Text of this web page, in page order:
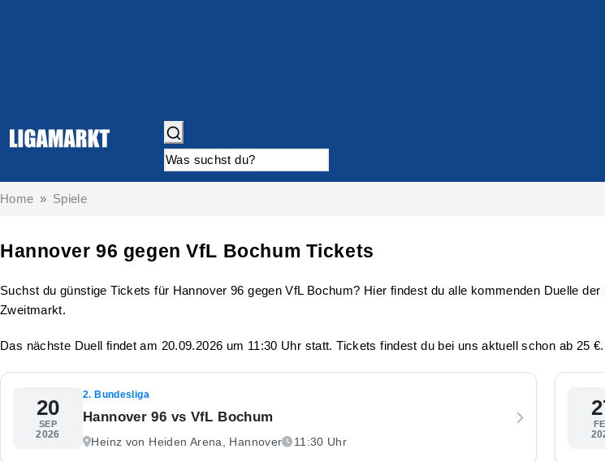
Hannover 96 gegen VfL Bochum Tickets
Home Spiele
Suchst du günstige Tickets für Hannover 96 gegen VfL Bochum? Hier findest du alle kommenden Duelle
Zweitmarkt.
Das nächste Duell findet am 20.09.2026 um 11:30 Uhr statt. Tickets findest du bei uns aktuell schon ab 25 €.
20
SEP
2026
2. Bundesliga
Hannover 96 vs VfL Bochum
Heinz von Heiden Arena, Hannover 11:30 Uhr